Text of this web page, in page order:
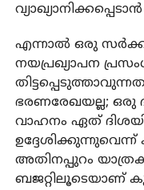
എന്നാല്‍ ഒരു
നയപ്രഖ്യാപന
ഭരണരേഖയല്ല;
വാഹനം ഏത്
അതിനപ്പുറം
ബജറ്റിലൂടെയാണ്